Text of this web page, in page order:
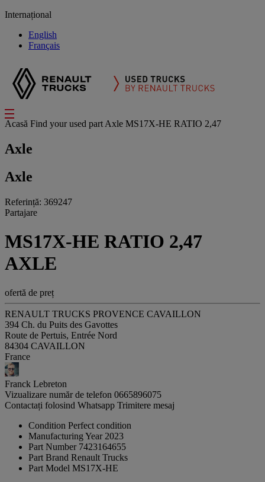
Internațional
English
Français
Acasă Find your used part Axle MS17X-HE RATIO 2,47
Axle
Axle
Referință: 369247
Partajare
MS17X-HE RATIO 2,47
AXLE
ofertă de preț
RENAULT TRUCKS PROVENCE CAVAILLON
394 Ch. du Puits des Gavottes
Route de Pertuis, Entrée Nord
84304 CAVAILLON
France
Franck Lebreton
Vizualizare număr de telefon 0665896075
Contactați folosind Whatsapp Trimitere mesaj
Condition Perfect condition
Manufacturing Year 2023
Part Number 7423164655
Part Brand Renault Trucks
Part Model MS17X-HE